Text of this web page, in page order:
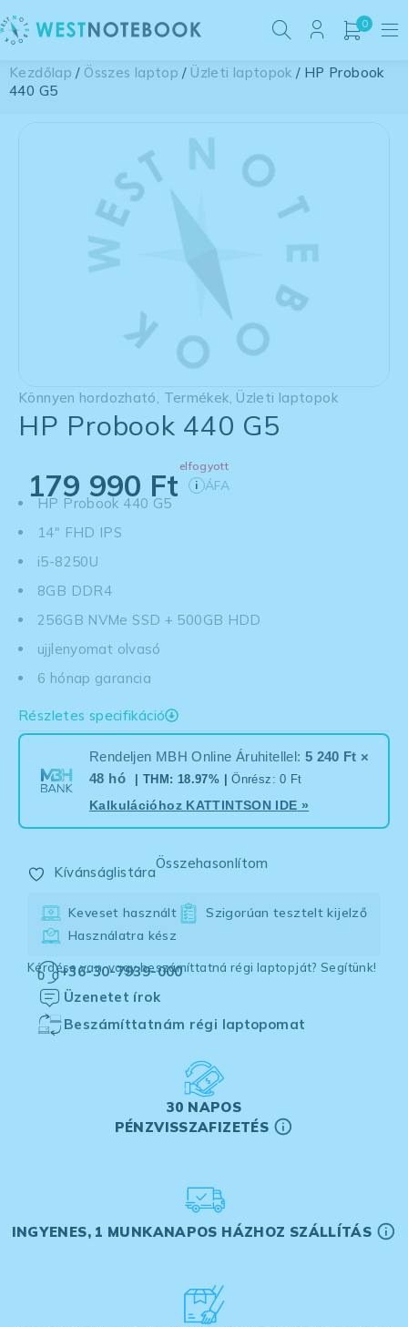
0
Kezdőlap / Összes laptop / Üzleti laptopok / HP Probook
440 G5
Könnyen hordozható Termékek Üzleti laptopok
HP Probook 440 G5
elfogyott
179 990 Ft i ÁFA
HP Probook 440 G5
14" FHD IPS
i5-8250U
8GB DDR4
256GB NVMe SSD + 500GB HDD
ujjlenyomat olvasó
6 hónap garancia
Részletes specifikáció
Rendeljen MBH Online Áruhitellel: 5 240 Ft ×
48 hó
| THM: 18.97% |Önrész: 0 Ft
Kalkulációhoz KATTINTSON IDE »
Kívánságlistára
Összehasonlítom
Keveset használt
Szigorúan tesztelt kijelző
Használatra kész
Kérdése van, vagy beszámíttatná régi laptopját? Segítünk!
+36-30-7939-000
Üzenetet írok
Beszámíttatnám régi laptopomat
30 NAPOS
PÉNZVISSZAFIZETÉS
INGYENES, 1 MUNKANAPOS HÁZHOZ SZÁLLÍTÁS